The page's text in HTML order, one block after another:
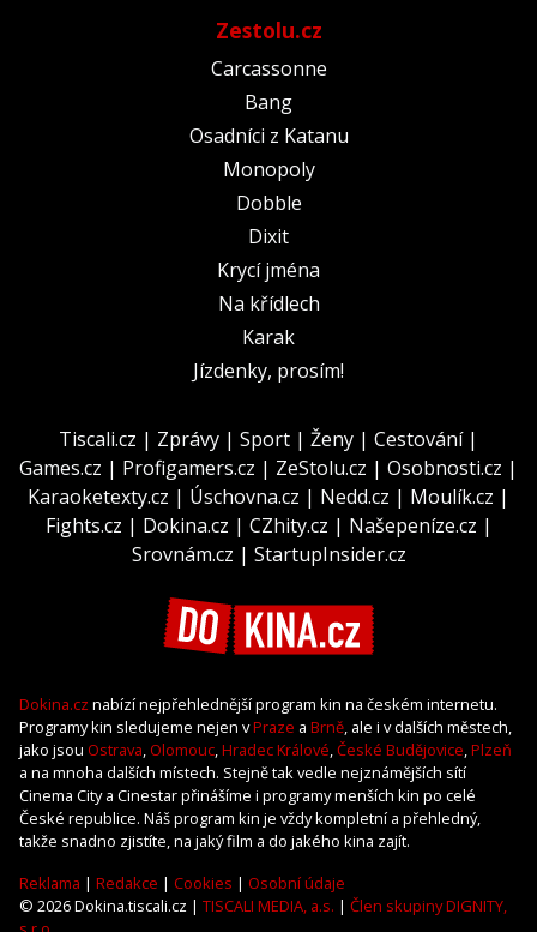
Zestolu.cz
Carcassonne
Bang
Osadníci z Katanu
Monopoly
Dobble
Dixit
Krycí jména
Na křídlech
Karak
Jízdenky, prosím!
Tiscali.cz | Zprávy | Sport | Ženy | Cestování|
Games.cz | Profigamers.cz | ZeStolu.cz | Osobnosti.cz |
Karaoketexty.cz | Úschovna.cz | Nedd.cz | Moulík.cz |
Fights.cz | Dokina.cz | CZhity.cz | Našepeníze.cz |
Srovnám.cz | StartupInsider.cz
Dokina.cz nabízí nejpřehlednější program kin na českém internetu.
Programy kin sledujeme nejen vPraze a Brně, ale i v dalších městech,
jako jsou Ostrava, Olomouc,Hradec Králové,České Budějovice,Plzeň
a na mnoha dalších místech. Stejně tak vedle nejznámějších sítí
Cinema City a Cinestar přinášíme i programy menších kin po celé
České republice. Náš program kin je vždy kompletní a přehledný,
takže snadno zjistíte, na jaký film a do jakého kina zajít.
Reklama | Redakce | Cookies | Osobní údaje
© 2026 Dokina.tiscali.cz | TISCALI MEDIA, a.s. | Člen skupiny DIGNITY,